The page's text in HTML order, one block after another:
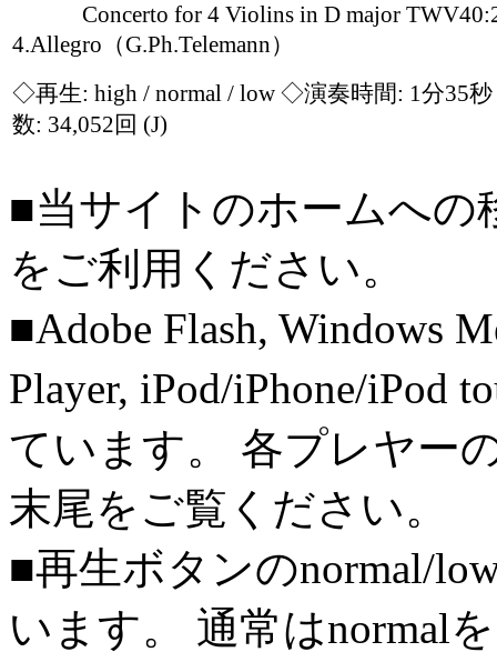
Concerto for 4 Violins in D major
4.Allegro（G.Ph.Telemann）
◇再生: high / normal / low ◇演奏時間: 1分35
数: 34,052回 (J)
■当サイトのホームへの
をご利用ください。
■Adobe Flash, Windows
Player, iPod/iPhone/iPod
ています。 各プレヤー
末尾をご覧ください。
■再生ボタンのnormal/
います。 通常はnormal